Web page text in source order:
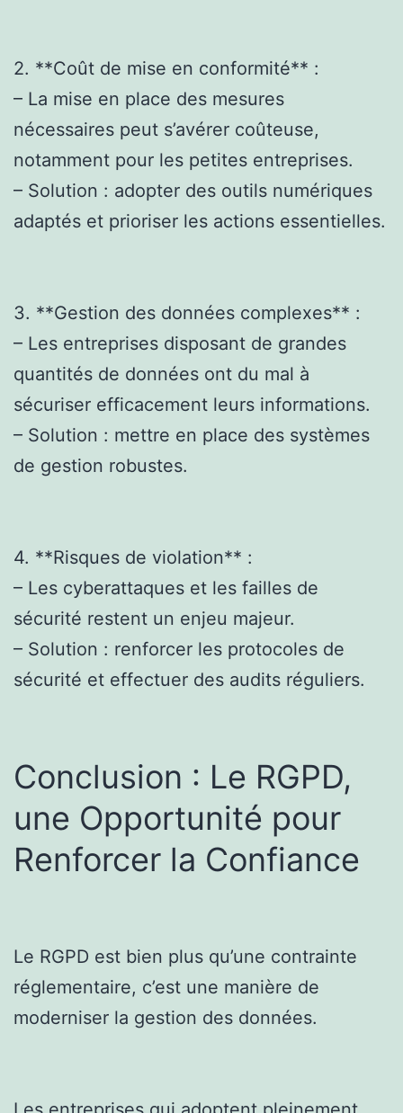
2. **Coût de mise en conformité** :
– La mise en place des mesures
nécessaires peut s’avérer coûteuse,
notamment pour les petites entreprises.
– Solution : adopter des outils numériques
adaptés et prioriser les actions essentielles.
3. **Gestion des données complexes** :
– Les entreprises disposant de grandes
quantités de données ont du mal à
sécuriser efficacement leurs informations.
– Solution : mettre en place des systèmes
de gestion robustes.
4. **Risques de violation** :
– Les cyberattaques et les failles de
sécurité restent un enjeu majeur.
– Solution : renforcer les protocoles de
sécurité et effectuer des audits réguliers.
Conclusion : Le RGPD,
une Opportunité pour
Renforcer la Confiance
Le RGPD est bien plus qu’une contrainte
réglementaire, c’est une manière de
moderniser la gestion des données.